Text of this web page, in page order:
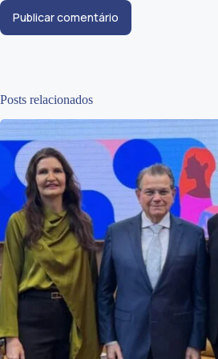
Publicar comentário
Posts relacionados